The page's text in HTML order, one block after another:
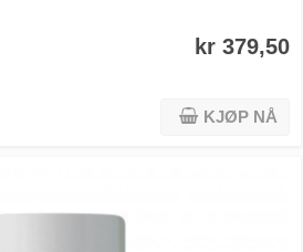
kr 379,50
KJØP NÅ